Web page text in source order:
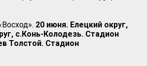
20 июня. Елецкий округ,
с.Конь-Колодезь. Стадион
Толстой. Стадион